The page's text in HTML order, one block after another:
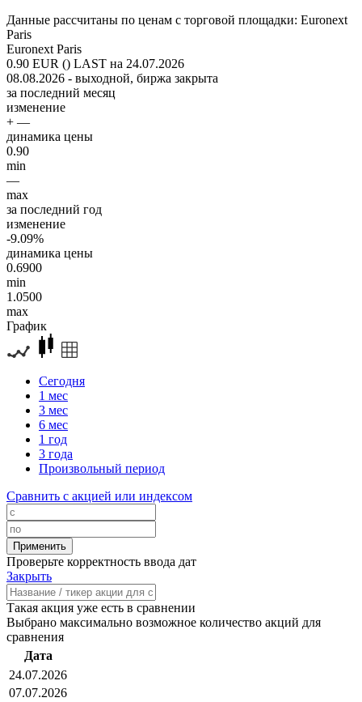
Данные рассчитаны по ценам с торговой площадки: Euronext
Paris
Euronext Paris
0.90 EUR () LAST на 24.07.2026
08.08.2026 - выходной, биржа закрыта
за последний месяц
изменение
+ —
динамика цены
0.90
min
—
max
за последний год
изменение
-9.09%
динамика цены
0.6900
min
1.0500
max
График
Сегодня
1 мес
3 мес
6 мес
1 год
3 года
Произвольный период
Сравнить с акцией или индексом
Проверьте корректность ввода дат
Закрыть
Такая акция уже есть в сравнении
Выбрано максимально возможное количество акций для
сравнения
Дата
24.07.2026
07.07.2026